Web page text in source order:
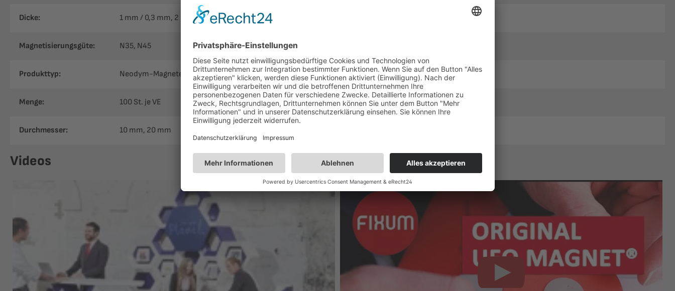
Dicke: 1 mm / 0,3 mm, 2 mm / 0,3 mm
Magnetisierungsgüte: N35, N45
Produkttyp: Neodym-Magnete
Menge: 100 St. je VE
Durchmesser: 10 mm, 20 mm
Videos